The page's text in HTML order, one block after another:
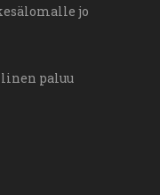
jo
paluu